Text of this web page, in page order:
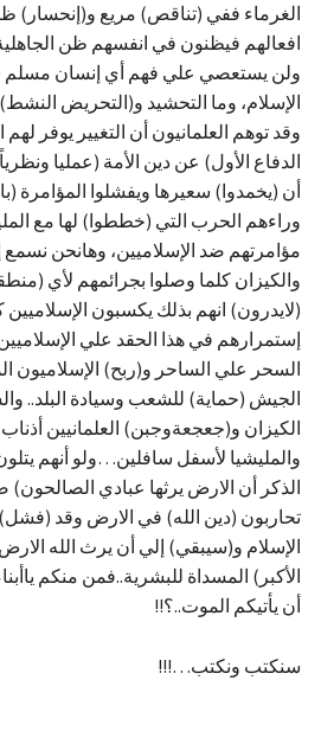
الغرماء ففي (تناقص) مريع و(إنحسار)
افعالهم فيظنون في انفسهم ظن
ولن يستعصي علي فهم أي إنسان مسلم
الإسلام، وما التحشيد و(التحريض
وقد توهم العلمانيون أن التغيير يوفر
الدفاع الأول) عن دين الأمة (عمليا
أن (يخمدوا) سعيرها ويفشلوا المؤامرة
وراءهم الحرب التي (خططوا) لها مع
مؤامرتهم ضد الإسلاميين، وهانحن
والكيزان كلما وصلوا بجرائمهم لأي
(لايدرون) انهم بذلك يكسبون
إستمرارهم في هذا الحقد علي
السحر علي الساحر و(ربح) الإسلاميون
الجيش (حماية) للشعب وسيادة البلد..
الكيزان و(جعجعةوجبن) العلمانيين
والمليشيا لأسفل سافلين…ولو أنهم
الذكر أن الارض يرثها عبادي الصالحون)
تحاربون (دين الله) في الارض وقد
الإسلام و(سيبقي) إلي أن يرث الله
الأكبر) المسداة للبشرية..فمن منكم
أن يأتيكم الموت..؟!!
سنكتب ونكتب…!!!